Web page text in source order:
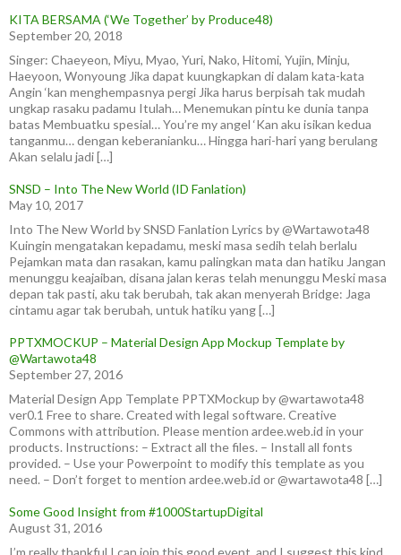
KITA BERSAMA (‘We Together’ by Produce48)
September 20, 2018
Singer: Chaeyeon, Miyu, Myao, Yuri, Nako, Hitomi, Yujin, Minju,
Haeyoon, Wonyoung Jika dapat kuungkapkan di dalam kata-kata
Angin ‘kan menghempasnya pergi Jika harus berpisah tak mudah
ungkap rasaku padamu Itulah… Menemukan pintu ke dunia tanpa
batas Membuatku spesial… You’re my angel ‘Kan aku isikan kedua
tanganmu… dengan keberanianku… Hingga hari-hari yang berulang
Akan selalu jadi […]
SNSD – Into The New World (ID Fanlation)
May 10, 2017
Into The New World by SNSD Fanlation Lyrics by @Wartawota48
Kuingin mengatakan kepadamu, meski masa sedih telah berlalu
Pejamkan mata dan rasakan, kamu palingkan mata dan hatiku Jangan
menunggu keajaiban, disana jalan keras telah menunggu Meski masa
depan tak pasti, aku tak berubah, tak akan menyerah Bridge: Jaga
cintamu agar tak berubah, untuk hatiku yang […]
PPTXMOCKUP – Material Design App Mockup Template by
@Wartawota48
September 27, 2016
Material Design App Template PPTXMockup by @wartawota48
ver0.1 Free to share. Created with legal software. Creative
Commons with attribution. Please mention ardee.web.id in your
products. Instructions: – Extract all the files. – Install all fonts
provided. – Use your Powerpoint to modify this template as you
need. – Don’t forget to mention ardee.web.id or @wartawota48 […]
Some Good Insight from #1000StartupDigital
August 31, 2016
I’m really thankful I can join this good event, and I suggest this kind